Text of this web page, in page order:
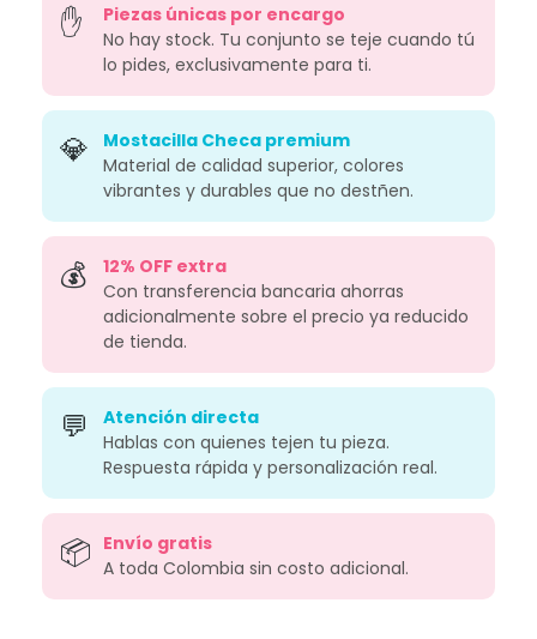
✋
Piezas únicas por encargo
No hay stock. Tu conjunto se teje cuando tú
lo pides, exclusivamente para ti.
💎
Mostacilla Checa premium
Material de calidad superior, colores
vibrantes y durables que no destñen.
💰
12% OFF extra
Con transferencia bancaria ahorras
adicionalmente sobre el precio ya reducido
de tienda.
💬
Atención directa
Hablas con quienes tejen tu pieza.
Respuesta rápida y personalización real.
📦 Envío gratis
A toda Colombia sin costo adicional.